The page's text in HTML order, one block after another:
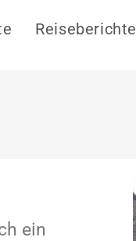
Reiseberichte
ein